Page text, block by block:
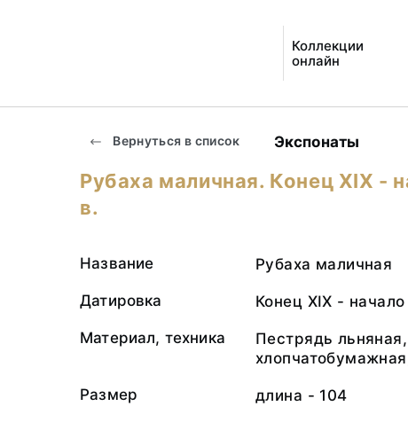
Коллекции
онлайн
Вернуться в список Экспонаты
Рубаха маличная. Конец ХIХ -
в.
Название Рубаха маличная
Датировка Конец ХIХ -
Материал, техника
Пестрядь
Размер длина - 104